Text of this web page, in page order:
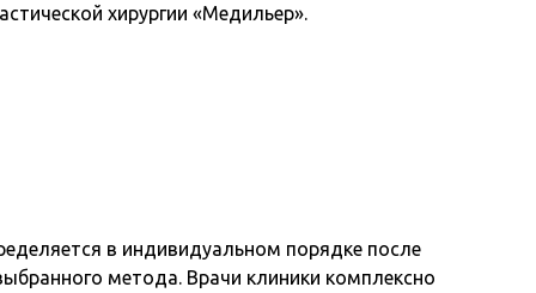
хирургии «Медильер».
в индивидуальном порядке после
метода. Врачи клиники комплексно